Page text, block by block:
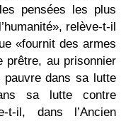
pensées les plus
relève-t-il
«fournit des armes
prêtre, au prisonnier
dans sa lutte
sa lutte contre
t-il, dans l’Ancien